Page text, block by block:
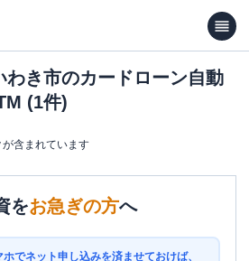
わき市のカードローン自動
(1件)
含まれています
をお急ぎの方へ
でネット申し込みを済ませておけば、